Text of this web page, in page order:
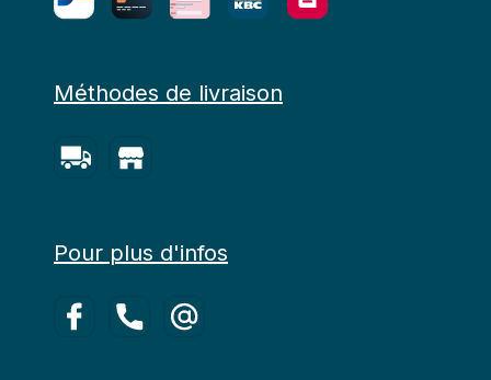
Méthodes de livraison
Pour plus d'infos